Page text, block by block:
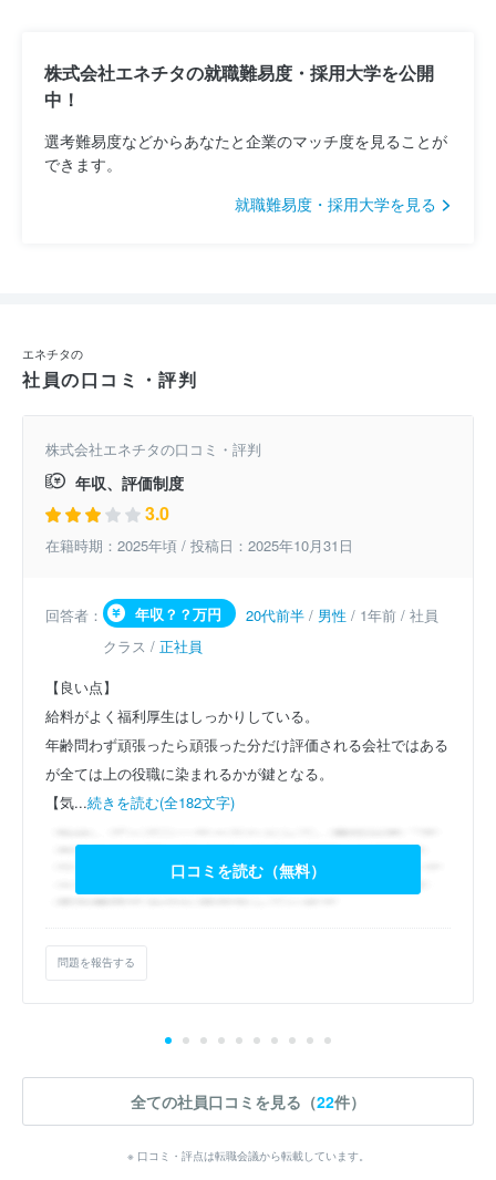
株式会社エネチタの就職難易度・採用大学を公開
中！
選考難易度などからあなたと企業のマッチ度を見ることが
できます。
就職難易度・採用大学を見る
エネチタの
社員の口コミ・評判
株式会社エネチタの口コミ・評判
年収、評価制度
3.0
在籍時期：2025年頃 / 投稿日：2025年10月31日
回答者： 年収？？万円 20代前半 / 男性 / 1年前 / 社員
クラス / 正社員
【良い点】
給料がよく福利厚生はしっかりしている。
年齢問わず頑張ったら頑張った分だけ評価される会社ではある
が全ては上の役職に染まれるかが鍵となる。
【気...続きを読む(全182文字)
口コミを読む（無料）
問題を報告する
全ての社員口コミを見る（22件）
※ 口コミ・評点は転職会議から転載しています。